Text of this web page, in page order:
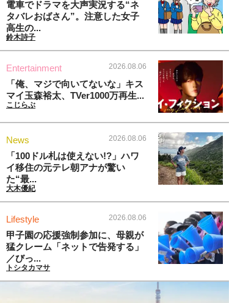
電車でドラマを大声実況する“ネ
タバレおばさん”。注意した女子
高生の...
鈴木詩子
Entertainment 2026.08.06
「俺、マジで向いてないな」キス
マイ玉森裕太、TVer1000万再生...
こじらぶ
News 2026.08.06
「100ドル札は使えない!?」ハワ
イ移住の元テレ朝アナが驚い
た“最...
大木優紀
Lifestyle 2026.08.06
甲子園の応援強制参加に、母親が
猛クレーム「ネットで告発する」
／びっ...
トシタカマサ